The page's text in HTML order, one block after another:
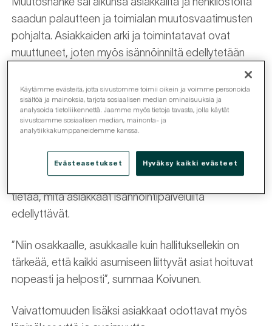
saadun palautteen ja toimialan muutosvaatimusten
pohjalta. Asiakkaiden arki ja toimintatavat ovat
muuttuneet, joten myös isännöinniltä edellytetään
Helpompaa asumisen arkea
on? Retta Isännöinnin kehityspäällikköLinda
Koivunenon johtanut isännöinnin muutosohjelmaa ja
tietää, mitä asiakkaat isännöintipalveluilta
edellyttävät.
”Niin osakkaalle, asukkaalle kuin hallituksellekin on
tärkeää, että kaikki asumiseen liittyvät asiat hoituvat
nopeasti ja helposti”, summaa Koivunen.
Vaivattomuuden lisäksi asiakkaat odottavat myös
Käytämme evästeitä, jotta sivustomme toimii oikein ja voimme personoida
sisältöä ja mainoksia, tarjota sosiaalisen median ominaisuuksia ja
analysoida tietoliikennettä. Jaamme myös tietoja tavasta, jolla käytät
sivustoamme sosiaalisen median, mainonta- ja
analytiikkakumppaneidemme kanssa.
Evästeasetukset Hyväksy kaikki evästeet